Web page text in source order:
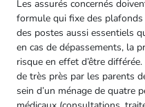
Les assurés concernés
formule qui fixe des
des postes aussi essentiels
en cas de dépassements, la
risque en effet d’être
de très près par les parents
sein d’un ménage de quatre